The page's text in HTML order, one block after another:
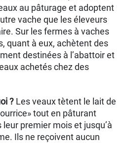
au pâturage et adoptent
vache que les éleveurs
Sur les fermes à vaches
quant à eux, achètent des
destinées à l’abattoir et
achetés chez des
? Les veaux tètent le lait de
tout en pâturant
leur premier mois et jusqu’à
Ils ne reçoivent aucun